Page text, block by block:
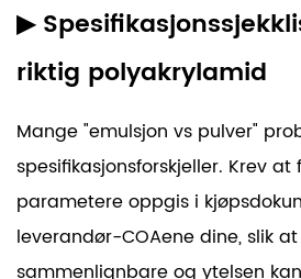
▶
riktig polyakrylamid
Mange "emulsjon vs pulver"
spesifikasjonsforskjeller. Krev
parametere oppgis i
leverandør-COAene dine, slik
sammenlignbare og ytelsen